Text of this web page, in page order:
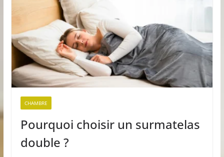
CHAMBRE
Pourquoi choisir un surmatelas
double ?